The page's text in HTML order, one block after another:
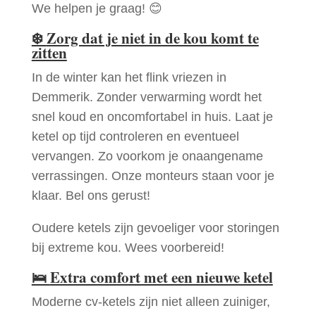
We helpen je graag! 😊
❄️Zorg dat je niet in de kou komt te
zitten
In de winter kan het flink vriezen in
Demmerik. Zonder verwarming wordt het
snel koud en oncomfortabel in huis. Laat je
ketel op tijd controleren en eventueel
vervangen. Zo voorkom je onaangename
verrassingen. Onze monteurs staan voor je
klaar. Bel ons gerust!
Oudere ketels zijn gevoeliger voor storingen
bij extreme kou. Wees voorbereid!
🛌Extra comfort met een nieuwe ketel
Moderne cv-ketels zijn niet alleen zuiniger,